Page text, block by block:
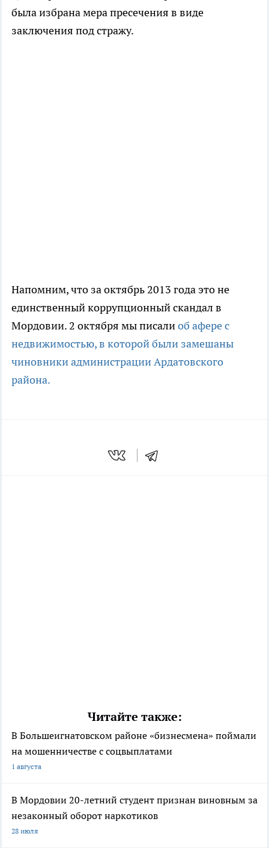
была избрана мера пресечения в виде
заключения под стражу.
Напомним, что за октябрь 2013 года это не
единственный коррупционный скандал в
Мордовии. 2 октября мы писалиоб афере с
недвижимостью, в которой были замешаны
чиновники администрации Ардатовского
района.
Читайте также:
В Большеигнатовском районе «бизнесмена» поймали
на мошенничестве с соцвыплатами
1 августа
В Мордовии 20-летний студент признан виновным за
незаконный оборот наркотиков
28 июля